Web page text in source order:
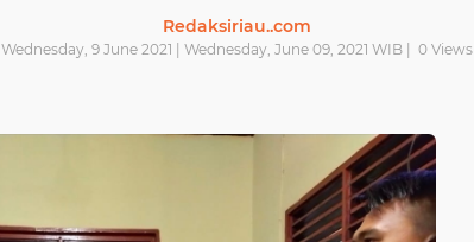
Redaksiriau..com
Wednesday, 9 June 2021 | Wednesday, June 09, 2021 WIB | 0Views